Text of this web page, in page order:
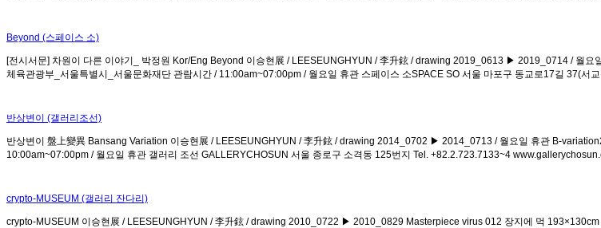
Beyond (스페이스 소)
[전시서문] 차원이 다른 이야기_ 박정원 Kor/Eng Beyond 이승현展 / LEESEUNGHYUN / 李升鉉 / drawing 2019_0613 ▶︎ 2019_0714 / 월
체육관광부_서울특별시_서울문화재단 관람시간 / 11:00am~07:00pm / 월요일 휴관 스페이스 소SPACE SO 서울 마포구 동교로17길 37(서
반상변이 (갤러리조선)
반상변이 盤上變異 Bansang Variation 이승현展 / LEESEUNGHYUN / 李升鉉 / drawing 2014_0702 ▶ 2014_0713 / 월요일 휴관 B-
10:00am~07:00pm / 월요일 휴관 갤러리 조선 GALLERYCHOSUN 서울 종로구 소격동 125번지 Tel. +82.2.723.7133~4
crypto-MUSEUM (갤러리 잔다리)
crypto-MUSEUM 이승현展 / LEESEUNGHYUN / 李升鉉 / drawing 2010_0722 ▶ 2010_0829 Masterpiece virus 012 장지에 먹